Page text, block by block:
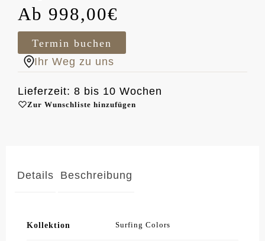
998,00€
Termin buchen
Ihr Weg zu uns
Lieferzeit: 8 bis 10 Wochen
Zur Wunschliste hinzufügen
Details Beschreibung
Kollektion Surfing Colors